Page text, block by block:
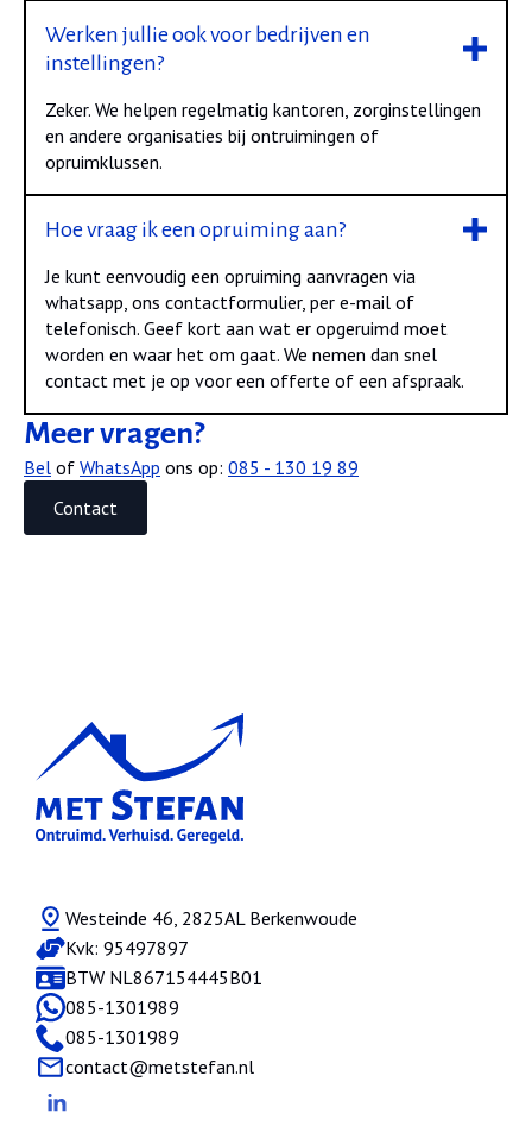
Werken jullie ook voor bedrijven en
instellingen?
Zeker. We helpen regelmatig kantoren, zorginstellingen
en andere organisaties bij ontruimingen of
opruimklussen.
Hoe vraag ik een opruiming aan?
Je kunt eenvoudig een opruiming aanvragen via
whatsapp, ons contactformulier, per e-mail of
telefonisch. Geef kort aan wat er opgeruimd moet
worden en waar het om gaat. We nemen dan snel
contact met je op voor een offerte of een afspraak.
Meer vragen?
Bel of WhatsApp ons op: 085 - 130 19 89
Contact
Westeinde 46, 2825AL Berkenwoude
Kvk: 95497897
BTW NL867154445B01
085-1301989
085-1301989
contact@metstefan.nl